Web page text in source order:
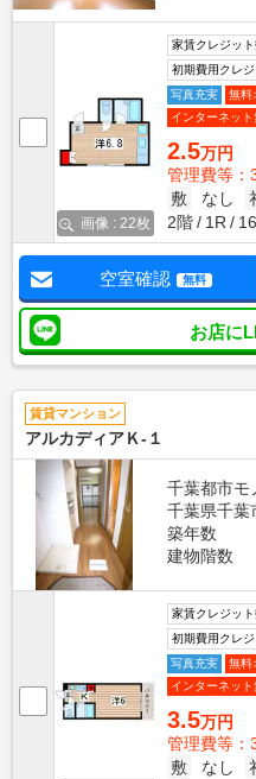
画像 : 22枚
家賃クレジッ
初期費用クレ
写真充実
無料
インターネット
2.5万円
管理費等：
敷
なし
2階
1R
空室確認 無料
お店に
賃貸マンション
アルカディアＫ-１
千葉都市モ
千葉県千葉
築年数
建物階数
家賃クレジッ
初期費用クレ
写真充実
無料
インターネット
3.5万円
管理費等：
敷
なし